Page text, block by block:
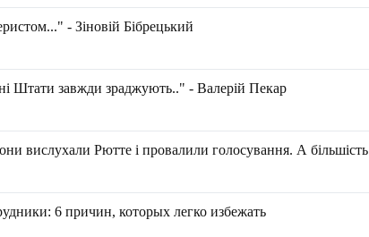
- Зіновій Бібрецький
Штати завжди зраджують.." - Валерій Пекар
вислухали Рютте і провалили голосування. А більшість
6 причин, которых легко избежать